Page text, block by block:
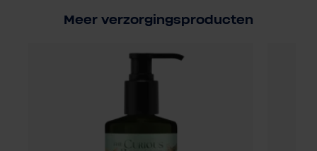
Meer verzorgingsproducten